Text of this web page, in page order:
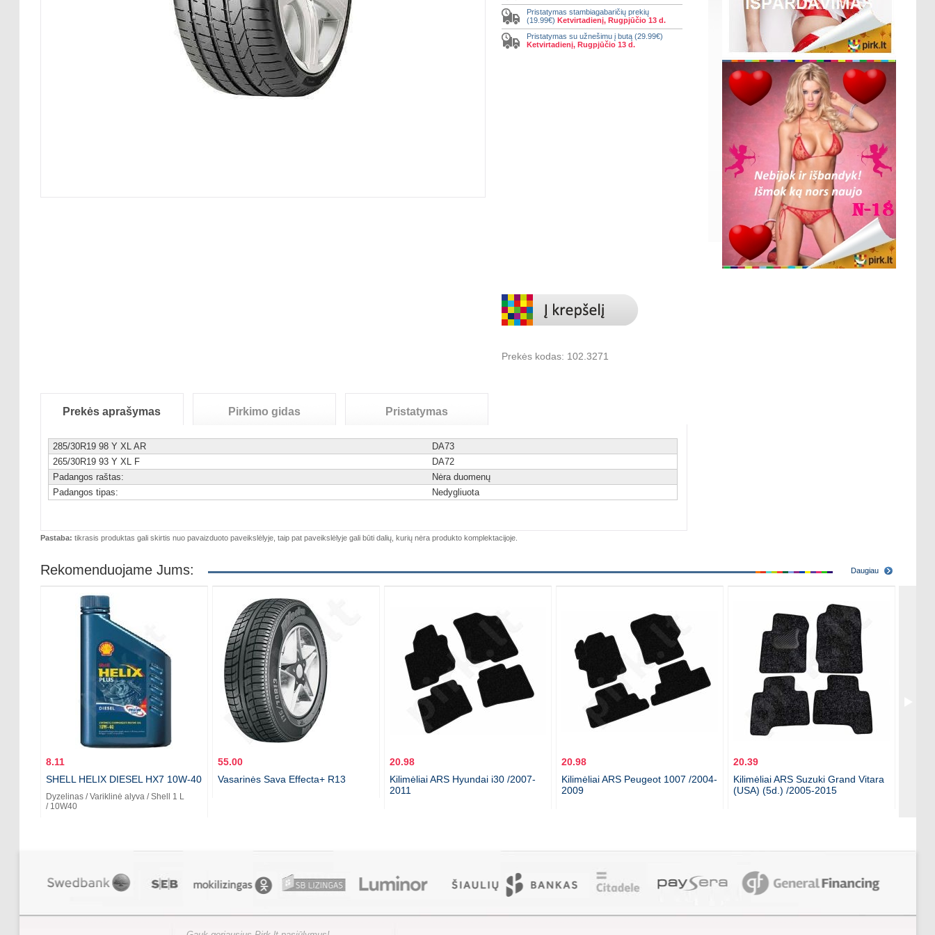
Pristatymas stambiagabaričių prekių
(19.99€) Ketvirtadienį, Rugpjūčio 13 d.
Pristatymas su užnešimu į butą (29.99€)
Ketvirtadienį, Rugpjūčio 13 d.
Prekės kodas: 102.3271
Prekės aprašymas Pirkimo gidas Pristatymas
285/30R19 98 Y XL AR DA73
265/30R19 93 Y XL F
DA72
Padangos raštas:
Nėra duomenų
Padangos tipas:
Nedygliuota
Pastaba: tikrasis produktas gali skirtis nuo pavaizduoto paveikslėlyje, taip pat paveikslėlyje gali būti dalių, kurių nėra produkto komplektacijoje.
Rekomenduojame Jums: Daugiau
8.11
SHELL HELIX DIESEL HX7 10W-40
Dyzelinas / Variklinė alyva / Shell 1 L
/ 10W40
55.00
Vasarinės Sava Effecta+ R13
20.98
Kilimėliai ARS Hyundai i30 /2007-
2011
20.98
Kilimėliai ARS Peugeot 1007 /2004-
2009
20.39
Kilimėliai ARS Suzuki Grand Vitara
(USA) (5d.) /2005-2015